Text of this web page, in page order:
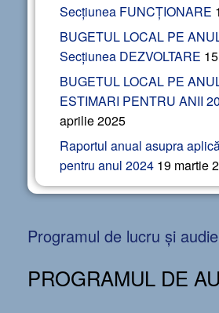
Secțiunea FUNCȚIONARE
BUGETUL LOCAL PE
Secțiunea DEZVOLTARE
BUGETUL LOCAL PE
ESTIMARI PENTRU ANII
aprilie 2025
Raportul anual asupra
pentru anul 2024 19 martie
Programul de lucru și
PROGRAMUL DE